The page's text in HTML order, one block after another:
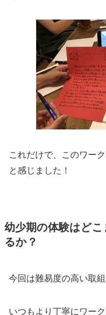
これだけで、このワー
と感じました！
幼少期の体験はどこ
るか？
今回は難易度の高い取
いつもより丁寧にワー